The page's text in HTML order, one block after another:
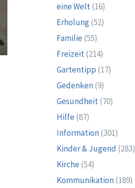
eine Welt(16)
Erholung(52)
Familie (55)
Freizeit(214)
Gartentipp (17)
Gedenken(9)
Gesundheit(70)
Hilfe (87)
Information(301)
Kinder & Jugend (283)
Kirche (54)
Kommunikation(189)